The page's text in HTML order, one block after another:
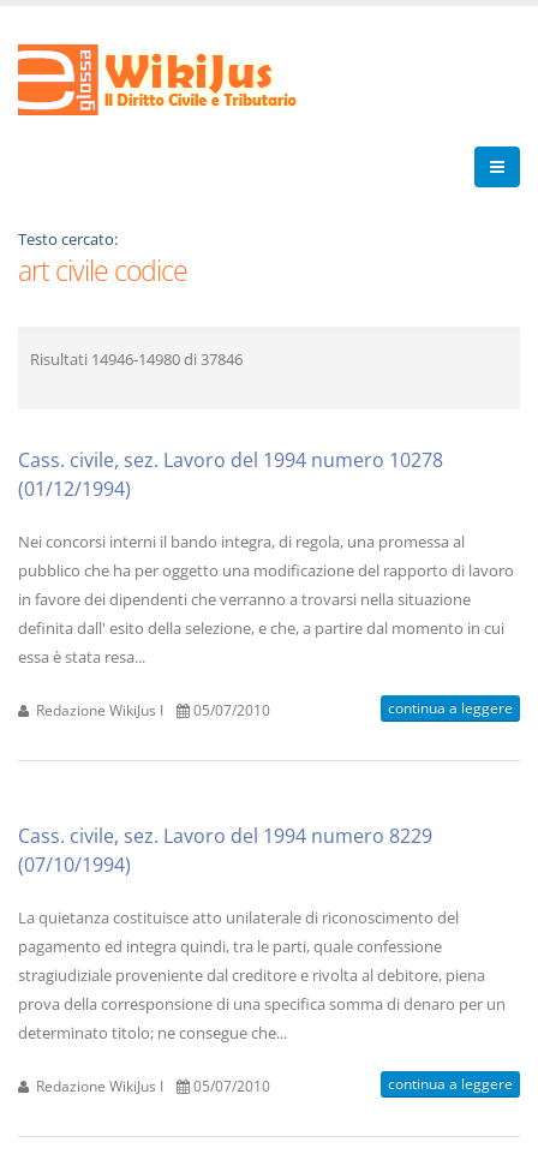
Testo cercato:
art civile codice
Risultati 14946-14980di 37846
Cass. civile, sez. Lavoro del 1994 numero 10278
(01/12/1994)
Nei concorsi interni il bando integra, di regola, una promessa al
pubblico che ha per oggetto una modificazione del rapporto di lavoro
in favore dei dipendenti che verranno a trovarsi nella situazione
definita dall' esito della selezione, e che, a partire dal momento in cui
essa è stata resa...
Redazione WikiJus I 05/07/2010 continua a leggere
Cass. civile, sez. Lavoro del 1994 numero 8229
(07/10/1994)
La quietanza costituisce atto unilaterale di riconoscimento del
pagamento ed integra quindi, tra le parti, quale confessione
stragiudiziale proveniente dal creditore e rivolta al debitore, piena
prova della corresponsione di una specifica somma di denaro per un
determinato titolo; ne consegue che...
Redazione WikiJus I 05/07/2010 continua a leggere